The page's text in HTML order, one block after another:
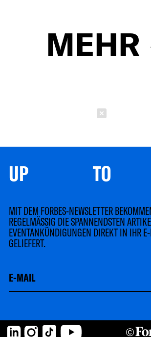
MEHR
UP TO
MIT DEM FORBES-NEWSLETTER
REGELMÄSSIG DIE SPANNENDSTEN
EVENTANKÜNDIGUNGEN DIREKT IN IHR
GELIEFERT.
LinkedInInstagram
TikTok